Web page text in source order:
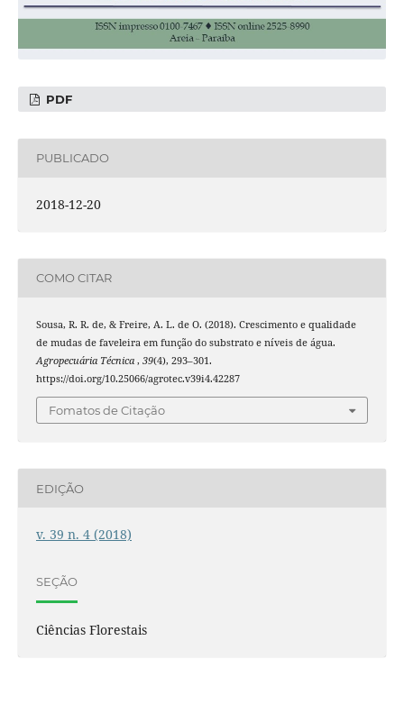
PDF
PUBLICADO
2018-12-20
COMO CITAR
Sousa, R. R. de, & Freire, A. L. de O. (2018). Crescimento e qualidade
de mudas de faveleira em função do substrato e níveis de água.
Agropecuária Técnica , 39(4), 293–301.
https://doi.org/10.25066/agrotec.v39i4.42287
Fomatos de Citação
EDIÇÃO
v. 39 n. 4 (2018)
SEÇÃO
Ciências Florestais